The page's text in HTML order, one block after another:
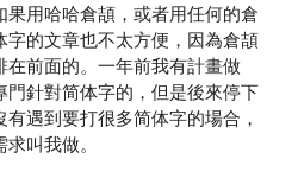
果用哈哈倉頡，或者用任何的倉
字的文章也不太方便，因為倉頡
在前面的。一年前我有計畫做
門針對简体字的，但是後來停下
遇到要打很多简体字的場合，
叫我做。